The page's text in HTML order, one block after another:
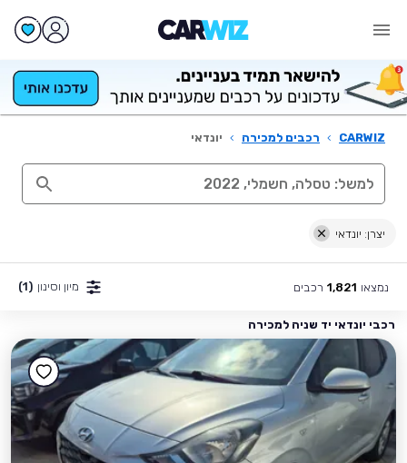
CARWIZ
› רכבים למכירה › יונדאי
יצרן: יונדאי
נמצאו 1,821 רכבים מיון וסינון (1)
רכבי יונדאי יד שניה למכירה